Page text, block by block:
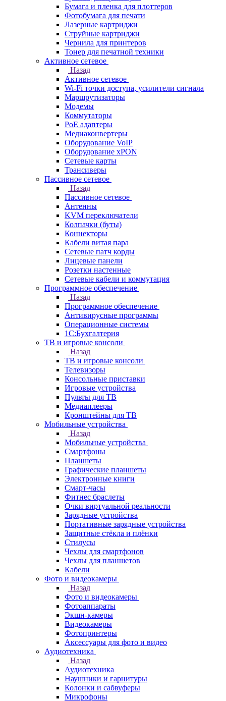
Бумага и пленка для плоттеров
Фотобумага для печати
Лазерные картриджи
Струйные картриджи
Чернила для принтеров
Тонер для печатной техники
Активное сетевое
Назад
Активное сетевое
Wi-Fi точки доступа, усилители сигнала
Маршрутизаторы
Модемы
Коммутаторы
PoE адаптеры
Медиаконвертеры
Оборудование VoIP
Оборудование xPON
Сетевые карты
Трансиверы
Пассивное сетевое
Назад
Пассивное сетевое
Антенны
KVM переключатели
Колпачки (буты)
Коннекторы
Кабели витая пара
Сетевые патч корды
Лицевые панели
Розетки настенные
Сетевые кабели и коммутация
Программное обеспечение
Назад
Программное обеспечение
Антивирусные программы
Операционные системы
1С:Бухгалтерия
ТВ и игровые консоли
Назад
ТВ и игровые консоли
Телевизоры
Консольные приставки
Игровые устройства
Пульты для ТВ
Медиаплееры
Кронштейны для ТВ
Мобильные устройства
Назад
Мобильные устройства
Смартфоны
Планшеты
Графические планшеты
Электронные книги
Смарт-часы
Фитнес браслеты
Очки виртуальной реальности
Зарядные устройства
Портативные зарядные устройства
Защитные стёкла и плёнки
Стилусы
Чехлы для смартфонов
Чехлы для планшетов
Кабели
Фото и видеокамеры
Назад
Фото и видеокамеры
Фотоаппараты
Экшн-камеры
Видеокамеры
Фотопринтеры
Аксессуары для фото и видео
Аудиотехника
Назад
Аудиотехника
Наушники и гарнитуры
Колонки и сабвуферы
Микрофоны